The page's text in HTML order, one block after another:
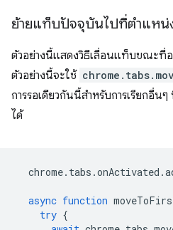
ย้ายแท็บปัจจุบันไปที่ตำแหน่
ตัวอย่างนี้แสดงวิธีเลื่อนแท็บขณะที่อ
ตัวอย่างนี้จะใช้
การรอเดียวกันนี้สำหรับการเรียกอื่
ได้
chrome. tabs .onActivated .
async function
try {